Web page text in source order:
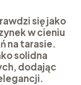
się jako
w cieniu
na tarasie.
solidna
dodając